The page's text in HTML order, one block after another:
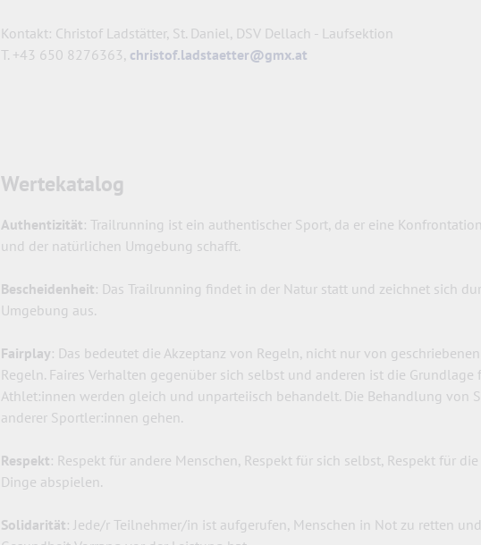
Kontakt: Christof Ladstätter, St. Daniel, DSV Dellach - Laufsektion
T. +43 650 8276363, christof.ladstaetter@gmx.at
Wertekatalog
Authentizität: Trailrunning ist ein authentischer Sport, da er eine
und der natürlichen Umgebung schafft.
Bescheidenheit: Das Trailrunning findet in der Natur statt und zeichnet sich
Umgebung aus.
Fairplay: Das bedeutet die Akzeptanz von Regeln, nicht nur von
Regeln. Faires Verhalten gegenüber sich selbst und anderen ist die Grundlage
Athlet:innen werden gleich und unparteiisch behandelt. Die Behandlung von
anderer Sportler:innen gehen.
Respekt: Respekt für andere Menschen, Respekt für sich selbst, Respekt für
Dinge abspielen.
Solidarität: Jede/r Teilnehmer/in ist aufgerufen, Menschen in Not zu retten